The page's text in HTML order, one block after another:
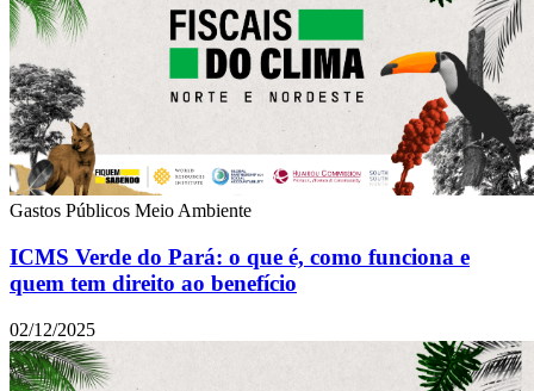
Gastos Públicos Meio Ambiente
ICMS Verde do Pará: o que é, como funciona e
quem tem direito ao benefício
02/12/2025